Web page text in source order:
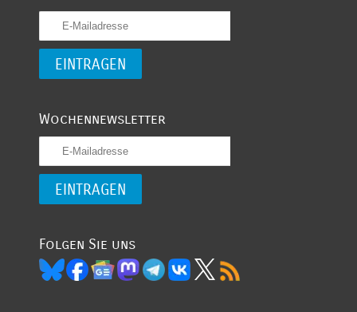
Wochennewsletter
Folgen Sie uns